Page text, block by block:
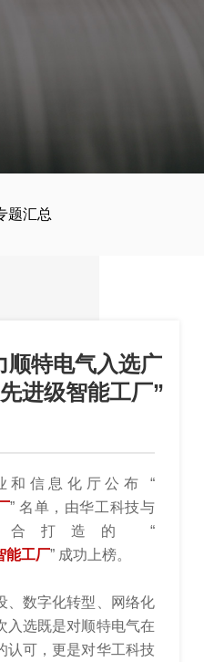
题汇总
顺特电气入选广
进级智能工厂”
和信息化厅公布 “
” 名单，由华工科技与
合打造的 “
能工厂” 成功上榜。
、数字化转型、网络化
入选既是对顺特电气在
认可，更是对华工科技